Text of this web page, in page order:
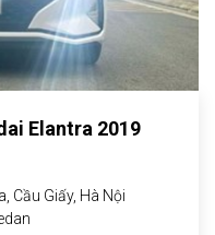
Elantra 2019
Cầu Giấy, Hà Nội